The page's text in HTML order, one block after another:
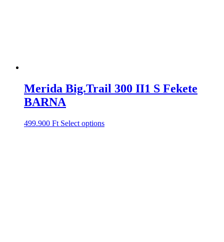
Merida Big.Trail 300 II1 S Fekete
BARNA
499.900 Ft Select options